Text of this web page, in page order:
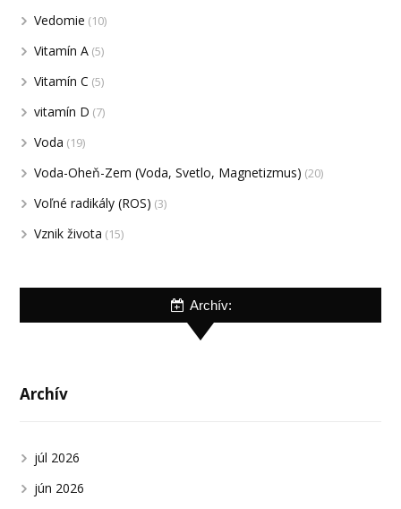
Vedomie (10)
Vitamín A (5)
Vitamín C (5)
vitamín D (7)
Voda (19)
Voda-Oheň-Zem (Voda, Svetlo, Magnetizmus) (20)
Voľné radikály (ROS) (3)
Vznik života (15)
Archív:
Archív
júl 2026
jún 2026